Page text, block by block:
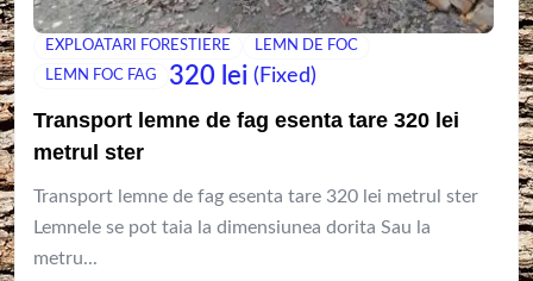
EXPLOATARI FORESTIERE
LEMN DE FOC
LEMN FOC FAG
320 lei (Fixed)
Transport lemne de fag esenta tare 320 lei
metrul ster
Transport lemne de fag esenta tare 320 lei metrul ster
Lemnele se pot taia la dimensiunea dorita Sau la
metru...